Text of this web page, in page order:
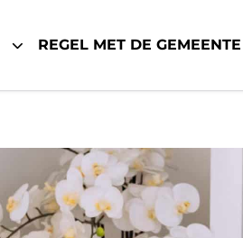
REGEL MET DE GEMEENTE